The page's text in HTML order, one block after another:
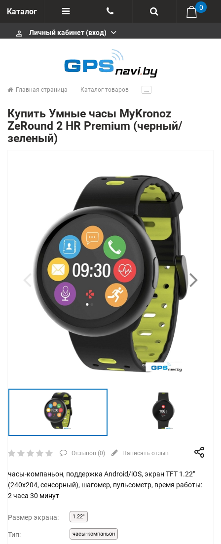
Каталог
Отзывы
+375 291646666
msa333
info@gpsnavi.by
0
perm_identity Личный кабинет (вход)
Главная страница Каталог товаров .....
Купить Умные часы MyKronoz
ZeRound 2 HR Premium (черный/
зеленый)
Отзывов (0) Написать отзыв
часы-компаньон, поддержка Android/iOS, экран TFT 1.22"
(240x204, сенсорный), шагомер, пульсометр, время работы:
2 часа 30 минут
Размер экрана: 1.22"
Тип: часы-компаньон